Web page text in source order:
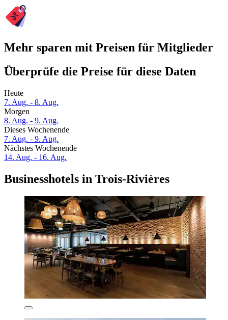
Mehr sparen mit Preisen für Mitglieder
Überprüfe die Preise für diese Daten
Heute
7. Aug. - 8. Aug.
Morgen
8. Aug. - 9. Aug.
Dieses Wochenende
7. Aug. - 9. Aug.
Nächstes Wochenende
14. Aug. - 16. Aug.
Businesshotels in Trois-Rivières